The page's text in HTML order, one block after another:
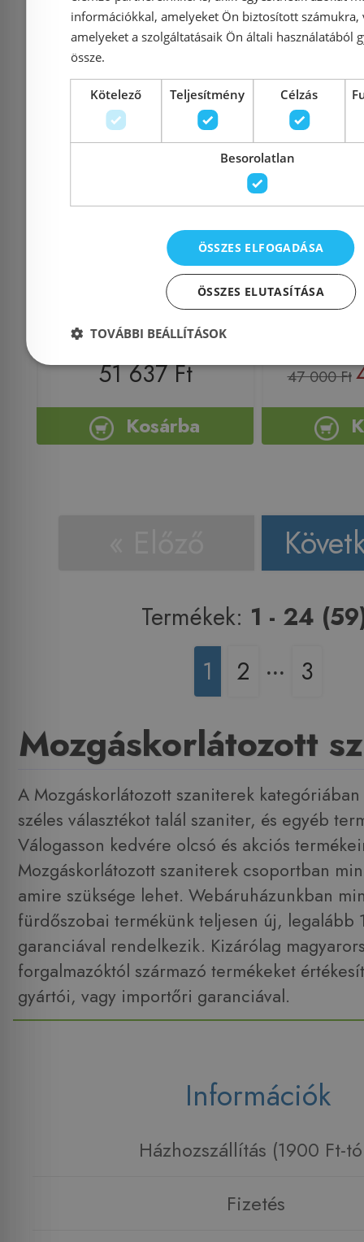
Duravit D-Code lassú
hez 0060390000
Azonosító: 139805
Cikkszám: 0060390000
51 637 Ft
Kosárba
részére,
47 000 Ft
Termékek: 1 - 24
1
2 ‧‧‧ 3
Mozgáskorlátozott
A Mozgáskorlátozott szaniterek
széles választékot talál szaniter, és egyéb
Válogasson kedvére olcsó és akciós
Mozgáskorlátozott szaniterek csoportban
amire szüksége lehet. Webáruházunkban
fürdőszobai termékünk teljesen új, legalább
garanciával rendelkezik. Kizárólag
forgalmazóktól származó termékeket
gyártói, vagy importőri garanciával.
Információk
Házhozszállítás (1900 Ft-
Fizetés
információkkal, amelyeket Ön biztosított számukra,
amelyeket a szolgáltatásaik Ön általi használatából
össze.
Kötelező Teljesítmény Célzás
Besorolatlan
ÖSSZES ELFOGADÁSA
ÖSSZES ELUTASÍTÁSA
TOVÁBBI BEÁLLÍTÁSOK